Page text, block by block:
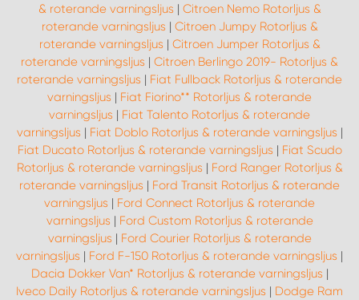
& roterande varningsljus | Citroen Nemo Rotorljus &
roterande varningsljus | Citroen Jumpy Rotorljus &
roterande varningsljus | Citroen Jumper Rotorljus &
roterande varningsljus | Citroen Berlingo 2019- Rotorljus &
roterande varningsljus | Fiat Fullback Rotorljus & roterande
varningsljus | Fiat Fiorino** Rotorljus & roterande
varningsljus | Fiat Talento Rotorljus & roterande
varningsljus | Fiat Doblo Rotorljus & roterande varningsljus |
Fiat Ducato Rotorljus & roterande varningsljus | Fiat Scudo
Rotorljus & roterande varningsljus | Ford Ranger Rotorljus &
roterande varningsljus | Ford Transit Rotorljus & roterande
varningsljus | Ford Connect Rotorljus & roterande
varningsljus | Ford Custom Rotorljus & roterande
varningsljus | Ford Courier Rotorljus & roterande
varningsljus | Ford F-150 Rotorljus & roterande varningsljus |
Dacia Dokker Van* Rotorljus & roterande varningsljus |
Iveco Daily Rotorljus & roterande varningsljus | Dodge Ram